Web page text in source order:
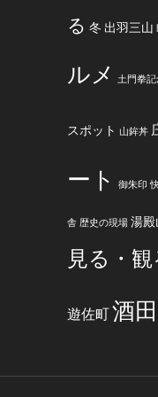
る 冬 出羽三山
ルメ
土門拳
スポット 山鉾丼
ート
御朱印
舎 歴史の現場 湯殿
見る・観
遊佐町酒